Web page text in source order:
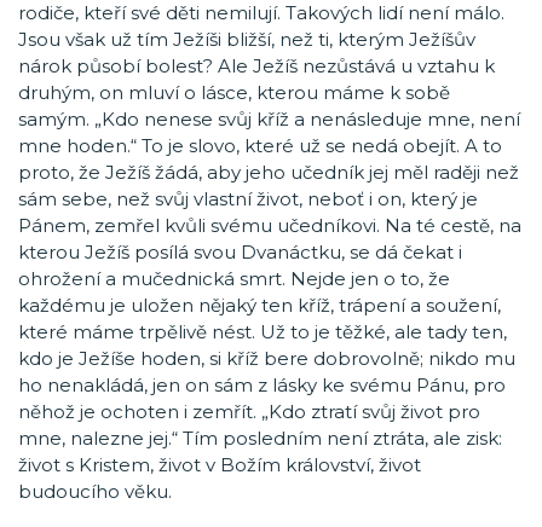
rodiče, kteří své děti nemilují. Takových lidí není málo.
Jsou však už tím Ježíši bližší, než ti, kterým Ježíšův
nárok působí bolest? Ale Ježíš nezůstává u vztahu k
druhým, on mluví o lásce, kterou máme k sobě
samým. „Kdo nenese svůj kříž a nenásleduje mne, není
mne hoden.“ To je slovo, které už se nedá obejít. A to
proto, že Ježíš žádá, aby jeho učedník jej měl raději než
sám sebe, než svůj vlastní život, neboť i on, který je
Pánem, zemřel kvůli svému učedníkovi. Na té cestě, na
kterou Ježíš posílá svou Dvanáctku, se dá čekat i
ohrožení a mučednická smrt. Nejde jen o to, že
každému je uložen nějaký ten kříž, trápení a soužení,
které máme trpělivě nést. Už to je těžké, ale tady ten,
kdo je Ježíše hoden, si kříž bere dobrovolně; nikdo mu
ho nenakládá, jen on sám z lásky ke svému Pánu, pro
něhož je ochoten i zemřít. „Kdo ztratí svůj život pro
mne, nalezne jej.“ Tím posledním není ztráta, ale zisk:
život s Kristem, život v Božím království, život
budoucího věku.